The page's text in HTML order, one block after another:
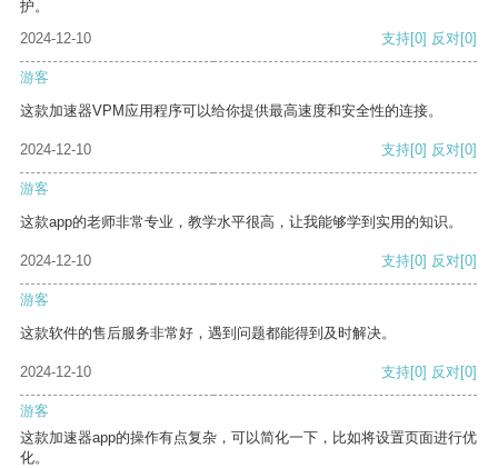
护。
2024-12-10
支持[0] 反对[0]
游客
这款加速器VPM应用程序可以给你提供最高速度和安全性的连接。
2024-12-10 支持[0] 反对[0]
游客
这款app的老师非常专业，教学水平很高，让我能够学到实用的知识。
2024-12-10 支持[0] 反对[0]
游客
这款软件的售后服务非常好，遇到问题都能得到及时解决。
2024-12-10 支持[0] 反对[0]
游客
这款加速器app的操作有点复杂，可以简化一下，比如将设置页面进行优
化。